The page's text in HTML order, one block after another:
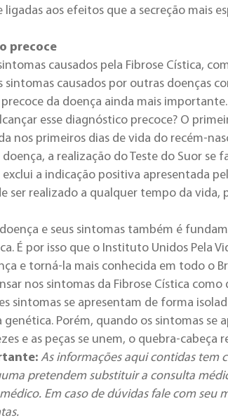
aos efeitos que a secreção mais
precoce
causados pela Fibrose Cística,
sintomas causados por outras doenças
da doença ainda mais importante.
esse diagnóstico precoce? O
nos primeiros dias de vida do recém-
a realização do Teste do Suor se
a indicação positiva apresentada
ser realizado a qualquer tempo da vida,
e seus sintomas também é
É por isso que o Instituto Unidos Pela
e torná-la mais conhecida em todo o
nos sintomas da Fibrose Cística
sintomas se apresentam de forma
genética. Porém, quando os sintomas se
e as peças se unem, o quebra-cabeça
As informações aqui contidas tem
pretendem substituir a consulta
Em caso de dúvidas fale com seu